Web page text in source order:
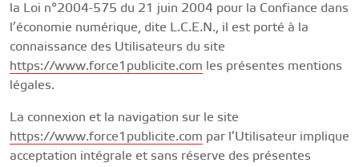
la Loi n°2004-575 du 21 juin 2004 pour la Confiance dans
l’économie numérique, dite L.C.E.N., il est porté à la
connaissance des Utilisateurs du site
https://www.force1publicite.com les présentes mentions
légales.
La connexion et la navigation sur le site
https://www.force1publicite.com par l’Utilisateur implique
acceptation intégrale et sans réserve des présentes